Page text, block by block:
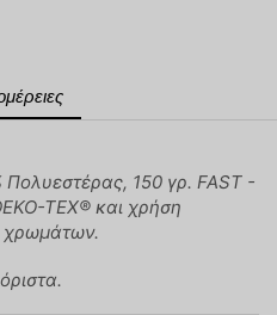
Πολυεστέρας, 150 γρ. FAST -
TEX® και χρήση
χρωμάτων.